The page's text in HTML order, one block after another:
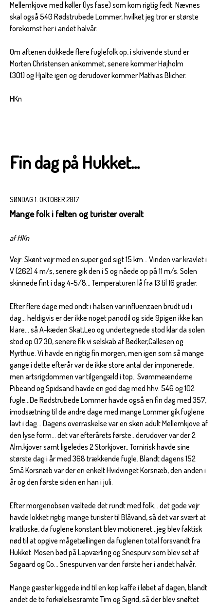
Mellemkjove med køller (lys fase) som kom rigtig fedt. Nævnes
skal også 540 Rødstrubede Lommer, hvilket jeg tror er største
forekomst her i andet halvår.
Om aftenen dukkede flere fuglefolk op, i skrivende stund er
Morten Christensen ankommet, senere kommer Højholm
(301) og Hjalte igen og derudover kommer Mathias Blicher.
HKn
Fin dag på Hukket...
SØNDAG 1. OKTOBER 2017
Mange folk i felten og turister overalt
af HKn
Vejr: Skønt vejr med en super god sigt 15 km... Vinden var kravlet i
V (262) 4 m/s, senere gik den i S og nåede op på 11 m/s. Solen
skinnede fint i dag 4-5/8... Temperaturen lå fra 13 til 16 grader.
Efter flere dage med ondt i halsen var influenzaen brudt ud i
dag... heldigvis er der ikke noget panodil og side 9pigen ikke kan
klare... så A-kæden Skat,Leo og undertegnede stod klar da solen
stod op 07.30, senere fik vi selskab af Bødker,Callesen og
Myrthue. Vi havde en rigtig fin morgen, men igen som så mange
gange i dette efterår var de ikke store antal der imponerede,
men artsrigdommen var tilgengæld i top.. Svømmeænderne
Pibeand og Spidsand havde en god dag med hhv. 546 og 102
fugle...De Rødstrubede Lommer havde også en fin dag med 357,
imodsætning til de andre dage med mange Lommer gik fuglene
lavt i dag... Dagens overraskelse var en skøn adult Mellemkjove af
den lyse form... det var efterårets første...derudover var der 2
Alm.kjover samt ligeledes 2 Storkjover.. Tornirisk havde sine
største dag i år med 368 trækkende fugle. Blandt dagens 152
Små Korsnæb var der en enkelt Hvidvinget Korsnæb, den anden i
år og den første siden en han i juli.
Efter morgenobsen væltede det rundt med folk... det gode vejr
havde lokket rigtig mange turister til Blåvand, så det var svært at
kratluske, da fuglene konstant blev motioneret...jeg blev faktisk
nød til at opgive mågetællingen da fuglenen total forsvandt fra
Hukket. Mosen bød på Lapværling og Snespurv som blev set af
Søgaard og Co... Snespurven var den første her i andet halvår.
Mange gæster kiggede ind til en kop kaffe i løbet af dagen, blandt
andet de to forkølelsesramte Tim og Sigrid, så der blev snøftet